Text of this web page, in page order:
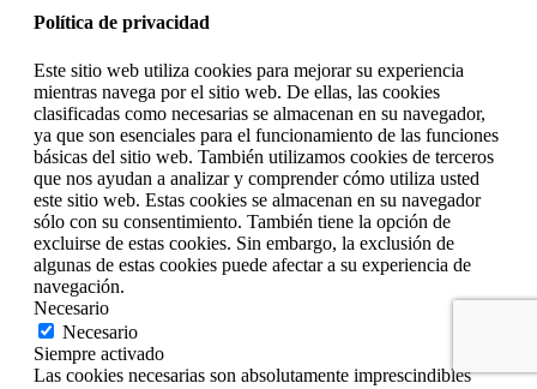
Política de privacidad
Este sitio web utiliza cookies para mejorar su experiencia
mientras navega por el sitio web. De ellas, las cookies
clasificadas como necesarias se almacenan en su navegador,
ya que son esenciales para el funcionamiento de las funciones
básicas del sitio web. También utilizamos cookies de terceros
que nos ayudan a analizar y comprender cómo utiliza usted
este sitio web. Estas cookies se almacenan en su navegador
sólo con su consentimiento. También tiene la opción de
excluirse de estas cookies. Sin embargo, la exclusión de
algunas de estas cookies puede afectar a su experiencia de
navegación.
Necesario
Necesario
Siempre activado
Las cookies necesarias son absolutamente imprescindibles